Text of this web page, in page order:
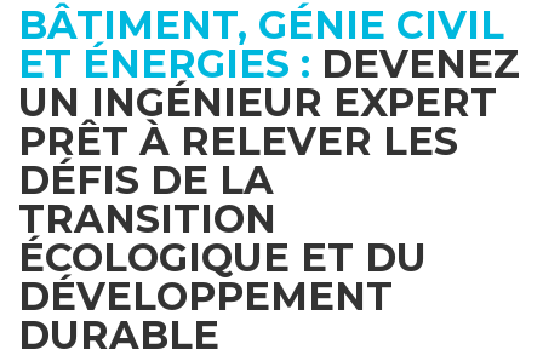
BÂTIMENT, GÉNIE CIVIL
ET ÉNERGIES : DEVENEZ
UN INGÉNIEUR EXPERT
PRÊT À RELEVER LES
DÉFIS DE LA
TRANSITION
ÉCOLOGIQUE ET DU
DÉVELOPPEMENT
DURABLE